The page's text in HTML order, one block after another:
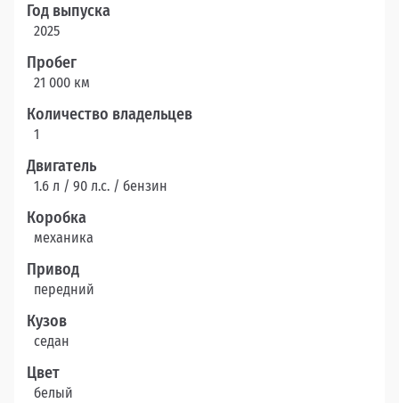
Год выпуска
2025
Пробег
21 000 км
Количество владельцев
1
Двигатель
1.6 л / 90 л.c. / бензин
Коробка
механика
Привод
передний
Кузов
седан
Цвет
белый